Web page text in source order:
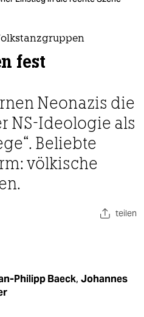
fest
Neonazis die
NS-Ideologie als
Beliebte
völkische
teilen
Philipp Baeck, Johannes